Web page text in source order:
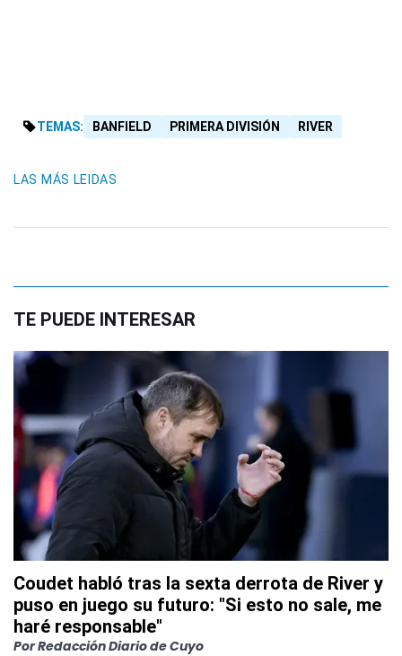
TEMAS: BANFIELD PRIMERA DIVISIÓN RIVER
LAS MÁS LEIDAS
TE PUEDE INTERESAR
Coudet habló tras la sexta derrota de River y
puso en juego su futuro: "Si esto no sale, me
haré responsable"
PorRedacción Diario de Cuyo